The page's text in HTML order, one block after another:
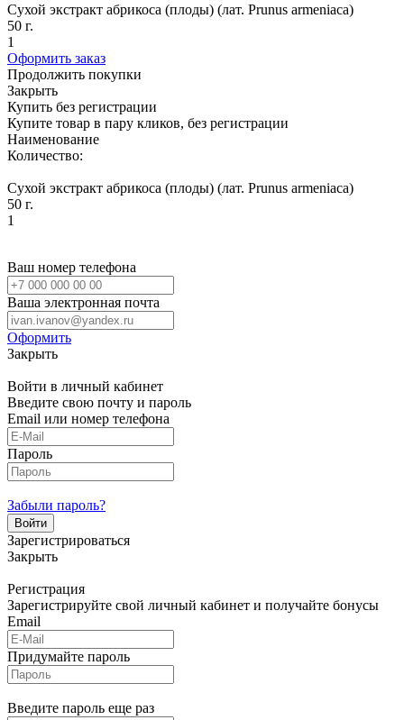
Сухой экстракт абрикоса (плоды) (лат. Prunus armeniaca)
50 г.
1
Оформить заказ
Продолжить покупки
Закрыть
Купить без регистрации
Купите товар в пару кликов, без регистрации
Наименование
Количество:
Сухой экстракт абрикоса (плоды) (лат. Prunus armeniaca)
50 г.
1
Ваш номер телефона
Ваша электронная почта
Оформить
Закрыть
Войти в личный кабинет
Введите свою почту и пароль
Email или номер телефона
Пароль
Забыли пароль?
Зарегистрироваться
Закрыть
Регистрация
Зарегистрируйте свой личный кабинет и получайте бонусы
Email
Придумайте пароль
Введите пароль еще раз